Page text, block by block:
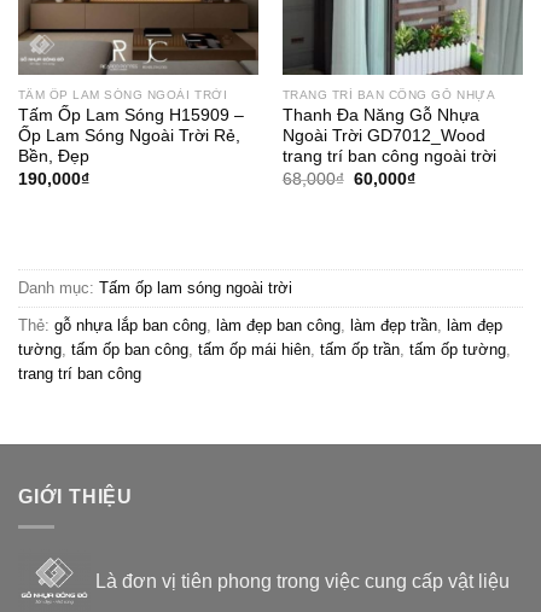
TẤM ỐP LAM SÓNG NGOÀI TRỜI
Tấm Ốp Lam Sóng H15909 –
Ốp Lam Sóng Ngoài Trời Rẻ,
Bền, Đẹp
190,000₫
TRANG TRÍ BAN CÔNG GỖ NHỰA
Thanh Đa Năng Gỗ Nhựa
Ngoài Trời GD7012_Wood
trang trí ban công ngoài trời
68,000₫ Giá
gốc
60,000₫Giá
Danh mục: Tấm ốp lam sóng ngoài trời
Thẻ: gỗ nhựa lắp ban công, làm đẹp ban công, làm đẹp trần, làm đẹp
tường, tấm ốp ban công, tấm ốp mái hiên, tấm ốp trần, tấm ốp tường,
trang trí ban công
GIỚI THIỆU
Là đơn vị tiên phong trong việc cung cấp vật liệu